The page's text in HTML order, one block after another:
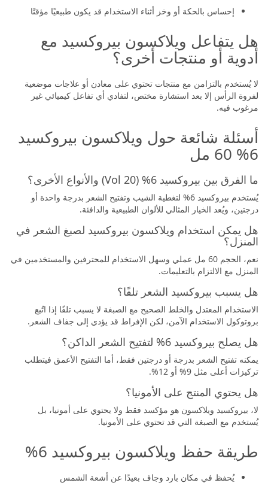
إحساس بالحكة أو وخز أثناء الاستخدام قد يكون طبيعيًا مؤقتًا
هل يتفاعل ويلاكسون بيروكسيد مع
أدوية أو منتجات أخرى؟
لا يُستخدم بالتزامن مع منتجات تحتوي على معادن أو علاجات موضعية
لفروة الرأس إلا بعد استشارة مختص، لتفادي أي تفاعل كيميائي غير
مرغوب فيه.
أسئلة شائعة حول ويلاكسون بيروكسيد
6% 60 مل
ما الفرق بين بيروكسيد 6% (20 Vol) والأنواع الأخرى؟
يُستخدم بيروكسيد 6% لتغطية الشيب وتفتيح الشعر بدرجة واحدة أو
درجتين، ويُعد الخيار المثالي للألوان الطبيعية والدافئة.
هل يمكن استخدام ويلاكسون بيروكسيد لصبغ الشعر في
المنزل؟
نعم، الحجم 60 مل عملي وسهل الاستخدام للمحترفين والمستخدمين في
المنزل مع الالتزام بالتعليمات.
هل يسبب بيروكسيد الشعر تلفًا؟
الاستخدام المعتدل والخلط الصحيح مع الصبغة لا يسبب تلفًا إذا اتُبع
بروتوكول الاستخدام الآمن، لكن الإفراط قد يؤدي إلى جفاف الشعر.
هل يصلح بيروكسيد 6% لتفتيح الشعر الداكن؟
يمكنه تفتيح الشعر بدرجة أو درجتين فقط، أما التفتيح الأعمق فيتطلب
تركيزات أعلى مثل 9% أو 12%.
هل يحتوي المنتج على الأمونيا؟
لا، بيروكسيد ويلاكسون هو مؤكسد فقط ولا يحتوي على أمونيا، بل
يُستخدم مع الصبغة التي قد تحتوي على الأمونيا.
طريقة حفظ ويلاكسون بيروكسيد 6%
يُحفظ في مكان بارد وجاف بعيدًا عن أشعة الشمس